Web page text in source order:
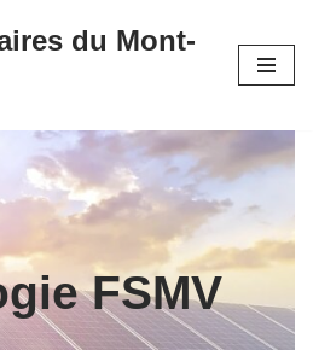
du Mont-
FSMV